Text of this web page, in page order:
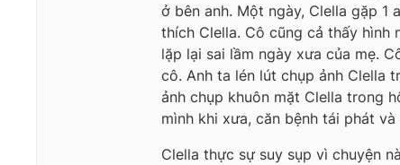
ở bên anh. Một ngày, Clella gặp 1
thích Clella. Cô cũng cả thấy hình
lặp lại sai lầm ngày xưa của mẹ.
cô. Anh ta lén lút chụp ảnh Clella
ảnh chụp khuôn mặt Clella trong
mình khi xưa, căn bệnh tái phát
Clella thực sự suy sụp vì chuyện